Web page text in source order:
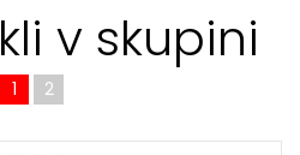
v skupini
1 2